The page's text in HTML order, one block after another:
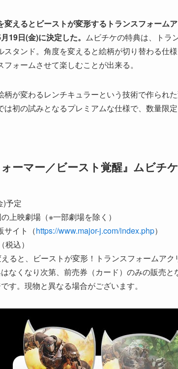
変えるとビーストが変形するトランスフォーム
19日(金)に決定した。 ムビチケの特典は、トラ
スタンド。角度を変えると絵柄が切り替わる仕
フォームさせて楽しむことが出来る。
柄が変わるレンチキュラーという技術で作られ
は初の試みとなるプレミアムな仕様で、数量限定
ォーマー／ビースト覚醒』ムビチ
)予定
上映劇場（※一部劇場を除く）
サイト（https://www.major-j.com/index.php）
込）
ると、ビーストが変形！トランスフォームアク
なくなり次第、前売券（カード）のみの販売
す。現物と異なる場合がございます。